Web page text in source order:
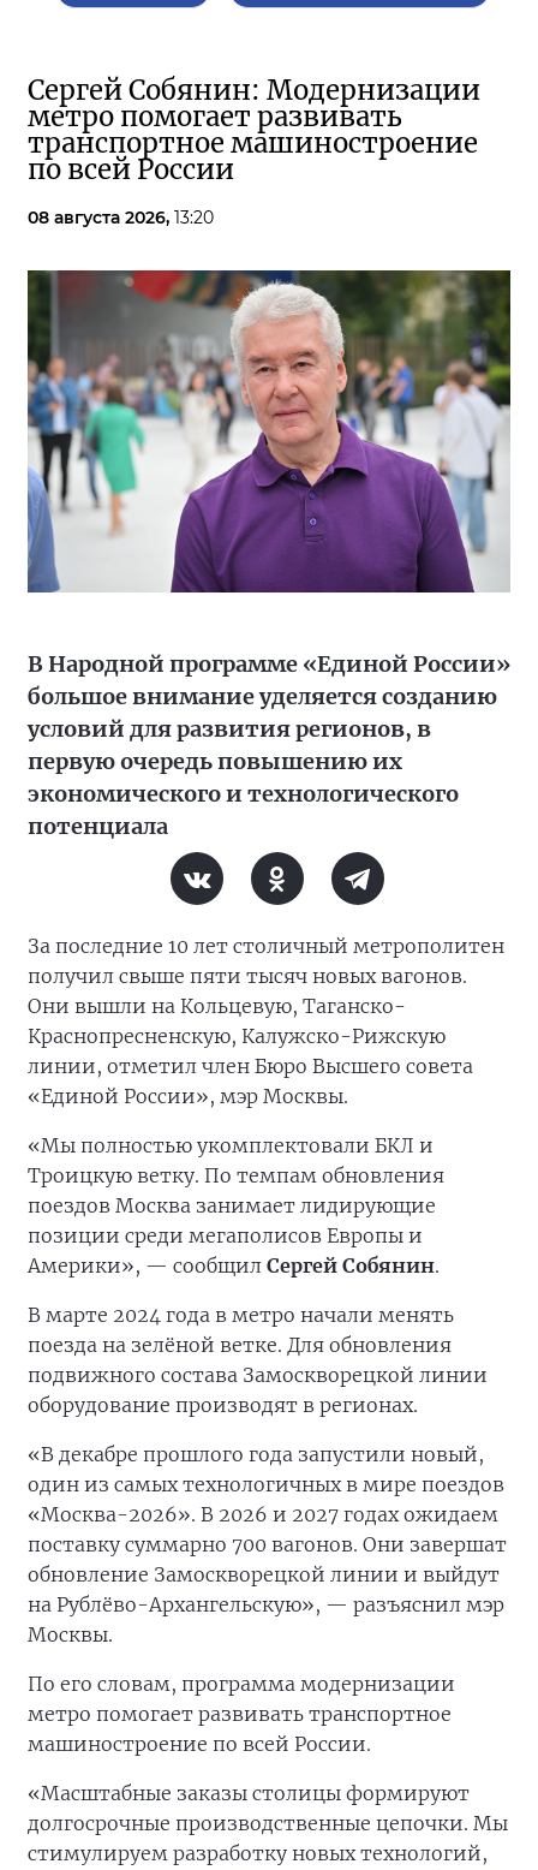
Сергей Собянин: Модернизации
метро помогает развивать
транспортное машиностроение
по всей России
08 августа 2026, 13:20
В Народной программе «Единой России»
большое внимание уделяется созданию
условий для развития регионов, в
первую очередь повышению их
экономического и технологического
потенциала
За последние 10 лет столичный метрополитен
получил свыше пяти тысяч новых вагонов.
Они вышли на Кольцевую, Таганско-
Краснопресненскую, Калужско-Рижскую
линии, отметил член Бюро Высшего совета
«Единой России», мэр Москвы.
«Мы полностью укомплектовали БКЛ и
Троицкую ветку. По темпам обновления
поездов Москва занимает лидирующие
позиции среди мегаполисов Европы и
Америки», — сообщил Сергей Собянин.
В марте 2024 года в метро начали менять
поезда на зелёной ветке. Для обновления
подвижного состава Замоскворецкой линии
оборудование производят в регионах.
«В декабре прошлого года запустили новый,
один из самых технологичных в мире поездов
«Москва-2026». В 2026 и 2027 годах ожидаем
поставку суммарно 700 вагонов. Они завершат
обновление Замоскворецкой линии и выйдут
на Рублёво-Архангельскую», — разъяснил мэр
Москвы.
По его словам, программа модернизации
метро помогает развивать транспортное
машиностроение по всей России.
«Масштабные заказы столицы формируют
долгосрочные производственные цепочки. Мы
стимулируем разработку новых технологий,